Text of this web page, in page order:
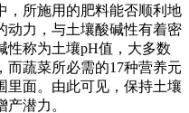
，所施用的肥料能否顺利地
动力，与土壤酸碱性有着密
性称为土壤pH值，大多数
而蔬菜所必需的17种营养元
面。由此可见，保持土壤
潜力。